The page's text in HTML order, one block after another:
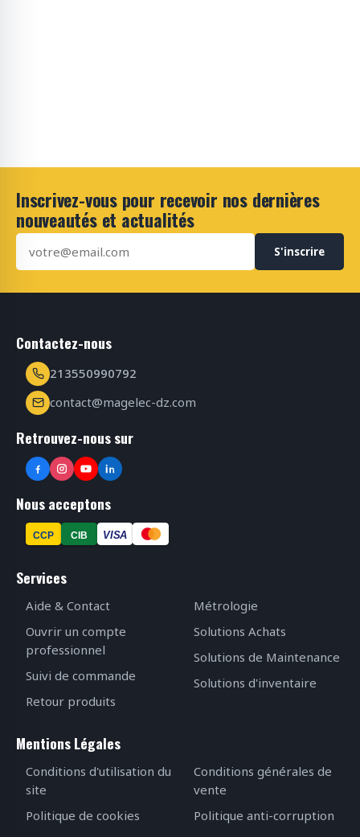
Inscrivez-vous pour recevoir nos dernières
nouveautés et actualités
S'inscrire
Contactez-nous
213550990792
contact@magelec-dz.com
Retrouvez-nous sur
Nous acceptons
CCP CIB VISA
Services
Aide & Contact
Ouvrir un compte
professionnel
Suivi de commande
Retour produits
Métrologie
Solutions Achats
Solutions de Maintenance
Solutions d'inventaire
Mentions Légales
Conditions d'utilisation du
site
Politique de cookies
Conditions générales de
vente
Politique anti-corruption